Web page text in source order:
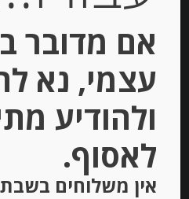
Out of
Stock
אם מדובר
עצמי, נא
ולהודיע
לאסוף.
אין משלוחים